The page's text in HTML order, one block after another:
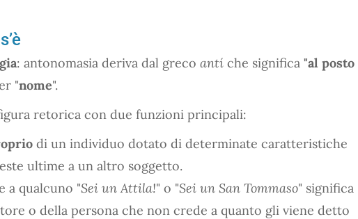
: antonomasia deriva dal greco antí che significa "al posto
"nome".
retorica con due funzioni principali:
di un individuo dotato di determinate caratteristiche
ultime a un altro soggetto.
a qualcuno "Sei un Attila!" o "Sei un San Tommaso" significa
o della persona che non crede a quanto gli viene detto